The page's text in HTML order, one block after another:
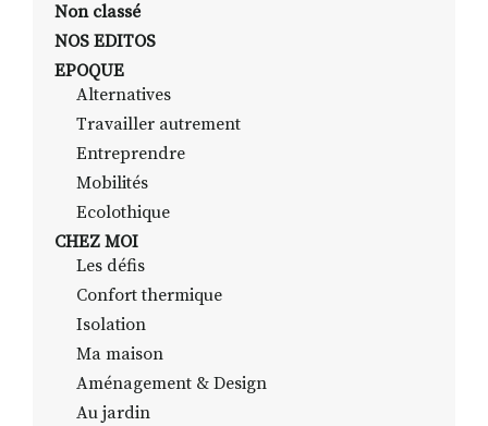
ROSÉE DE MAI
RECHERCHER
Non classé
NOS EDITOS
EPOQUE
Alternatives
Travailler autrement
Entreprendre
Mobilités
Ecolothique
CHEZ MOI
Les défis
Confort thermique
Isolation
Ma maison
Aménagement & Design
Au jardin